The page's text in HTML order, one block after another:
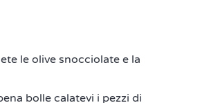
le olive snocciolate e la
bolle calatevi i pezzi di